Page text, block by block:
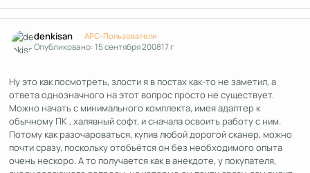
denkisan APC-Пользователи
Опубликовано:15 сентября 200817 г
Ну это как посмотреть, злости я в постах как-то не заметил, а
ответа однозначного на этот вопрос просто не существует.
Можно начать с минимального комплекта, имея адаптер к
обычному ПК , халявный софт, и сначала освоить работу с ним.
Потому как разочароваться, купив любой дорогой сканер, можно
почти сразу, поскольку отобьётся он без необходимого опыта
очень нескоро. А то получается как в анекдоте, у покупателя,